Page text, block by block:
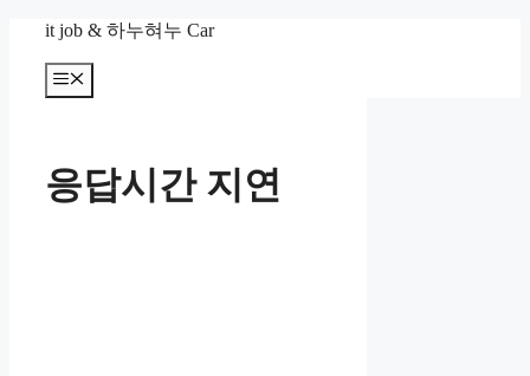
it job & 하누혀누 Car
메
뉴
응답시간 지연